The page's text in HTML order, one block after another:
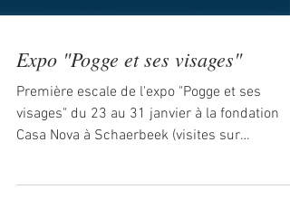
Expo "Pogge et ses visages"
Première escale de l'expo "Pogge et ses
visages" du 23 au 31 janvier à la fondation
réservation). La...